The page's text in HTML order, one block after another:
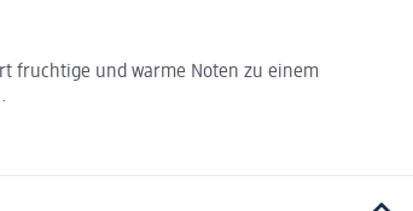
fruchtige und warme Noten zu einem